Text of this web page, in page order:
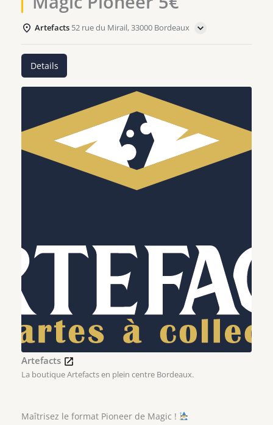
Artefacts 52 rue du Mirail, 33000 Bordeaux
Details
Artefacts
La boutique Artefacts en plein centre Bordeaux.
Maîtrisez le format Pioneer de Magic !